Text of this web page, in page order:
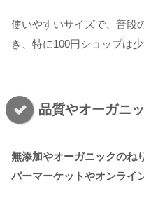
使いやすいサイズで、普段
き、特に100円ショップは
品質やオーガニ
無添加やオーガニックのね
パーマーケットやオンライ